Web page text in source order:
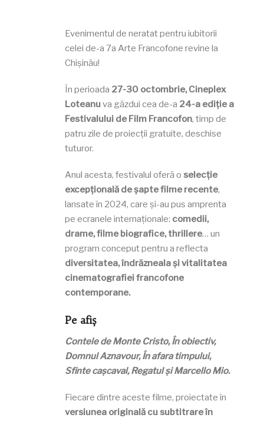
Evenimentul de neratat pentru iubitorii
celei de-a 7a Arte Francofone revine la
Chișinău!
În perioada 27-30 octombrie, Cineplex
Loteanuva găzdui cea de-a 24-a ediție a
Festivalului de Film Francofon, timp de
patru zile de proiecții gratuite, deschise
tuturor.
Anul acesta, festivalul oferă o selecție
excepțională de șapte filme recente,
lansate în 2024, care și-au pus amprenta
pe ecranele internaționale: comedii,
drame, filme biografice, thrillere… un
program conceput pentru a reflecta
diversitatea, îndrăzneala și vitalitatea
cinematografiei francofone
contemporane.
Pe afiș
Contele de Monte Cristo,În obiectiv,
Domnul Aznavour, În afara timpului,
Sfinte cașcaval, Regatul și Marcello Mio.
Fiecare dintre aceste filme, proiectate în
versiunea originală cu subtitrare în